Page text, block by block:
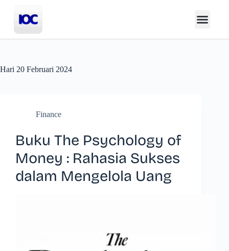
Hari 20 Februari 2024
Finance
Buku The Psychology of
Money : Rahasia Sukses
dalam Mengelola Uang